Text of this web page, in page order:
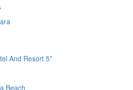
And Resort 5*
Beach